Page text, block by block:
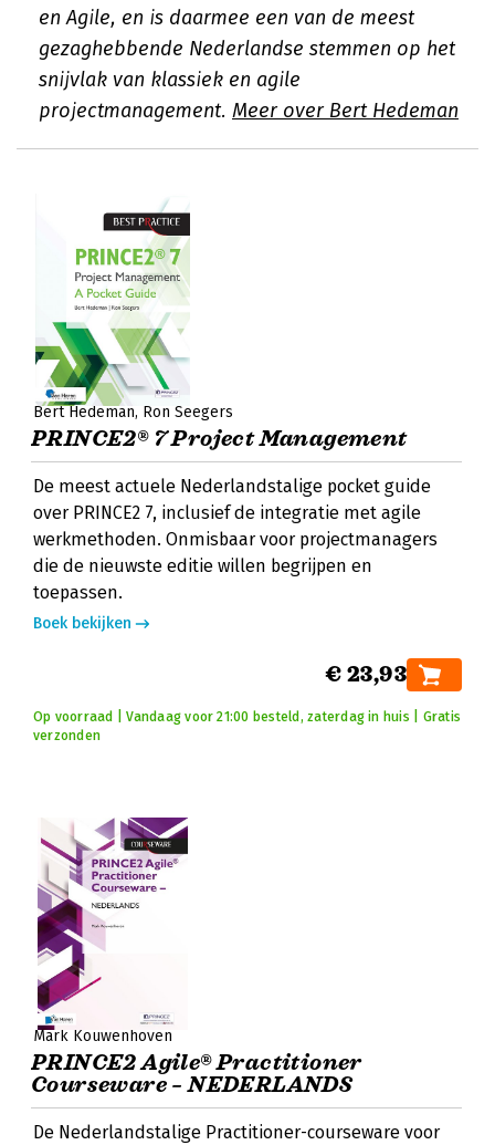
en Agile, en is daarmee een van de meest
gezaghebbende Nederlandse stemmen op het
snijvlak van klassiek en agile
projectmanagement. Meer over Bert Hedeman
Bert Hedeman Ron Seegers
PRINCE2® 7 Project Management
De meest actuele Nederlandstalige pocket guide
over PRINCE2 7, inclusief de integratie met agile
werkmethoden. Onmisbaar voor projectmanagers
die de nieuwste editie willen begrijpen en
toepassen.
Boek bekijken
€ 23,93
Op voorraad | Vandaag voor 21:00 besteld, zaterdag in huis | Gratis
verzonden
Mark Kouwenhoven
PRINCE2 Agile® Practitioner
Courseware – NEDERLANDS
De Nederlandstalige Practitioner-courseware voor